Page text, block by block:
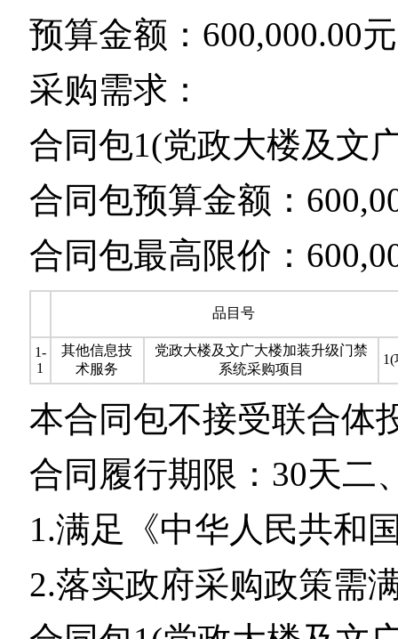
预算金额：600,000.00元
采购需求：
合同包1(党政大楼及文
合同包预算金额：
合同包最高限价：
品目号
1-
1
其他信息技
术服务
党政大楼及文广大楼加装升级门禁
系统采购项目
1(
本合同包不接受联合体
合同履行期限：30天二
1.满足《中华人民共和
2.落实政府采购政策需